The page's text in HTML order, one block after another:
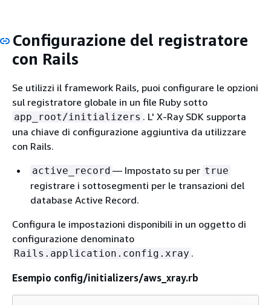
Configurazione del registratore
con Rails
Se utilizzi il framework Rails, puoi configurare le opzioni
sul registratore globale in un file Ruby sotto
app_root/initializers . L' X-Ray SDK supporta
una chiave di configurazione aggiuntiva da utilizzare
con Rails.
active_record — Impostato su per true
registrare i sottosegmenti per le transazioni del
database Active Record.
Configura le impostazioni disponibili in un oggetto di
configurazione denominato
Rails.application.config.xray .
Esempio config/initializers/aws_xray.rb